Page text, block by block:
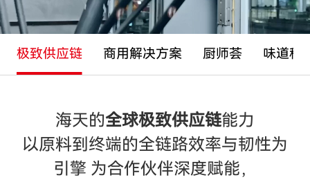
极致供应链 商用解决方案 厨师荟 味道科
海天的全球极致供应链能力
以原料到终端的全链路效率与韧性为
引擎 为合作伙伴深度赋能，